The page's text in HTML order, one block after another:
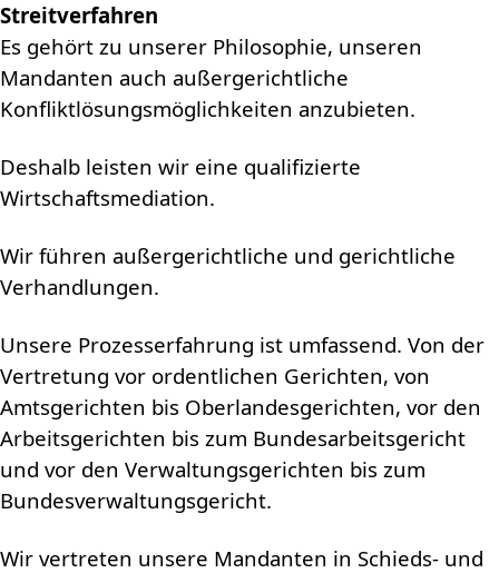
Streitverfahren
Es gehört zu unserer Philosophie, unseren
Mandanten auch außergerichtliche
Konfliktlösungsmöglichkeiten anzubieten.
Deshalb leisten wir eine qualifizierte
Wirtschaftsmediation.
Wir führen außergerichtliche und gerichtliche
Verhandlungen.
Unsere Prozesserfahrung ist umfassend. Von der
Vertretung vor ordentlichen Gerichten, von
Amtsgerichten bis Oberlandesgerichten, vor den
Arbeitsgerichten bis zum Bundesarbeitsgericht
und vor den Verwaltungsgerichten bis zum
Bundesverwaltungsgericht.
Wir vertreten unsere Mandanten in Schieds- und